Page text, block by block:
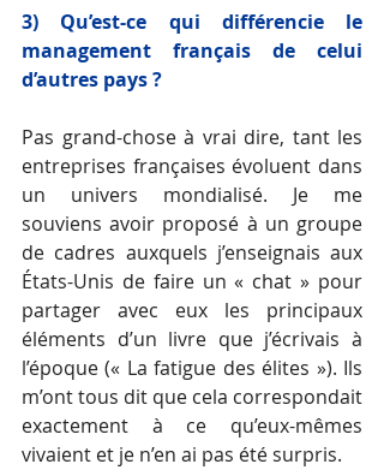
3) Qu’est-ce qui différencie le
management français de celui
d’autres pays ?
Pas grand-chose à vrai dire, tant les
entreprises françaises évoluent dans
un univers mondialisé. Je me
souviens avoir proposé à un groupe
de cadres auxquels j’enseignais aux
États-Unis de faire un « chat » pour
partager avec eux les principaux
éléments d’un livre que j’écrivais à
l’époque (« La fatigue des élites »). Ils
m’ont tous dit que cela correspondait
exactement à ce qu’eux-mêmes
vivaient et je n’en ai pas été surpris.